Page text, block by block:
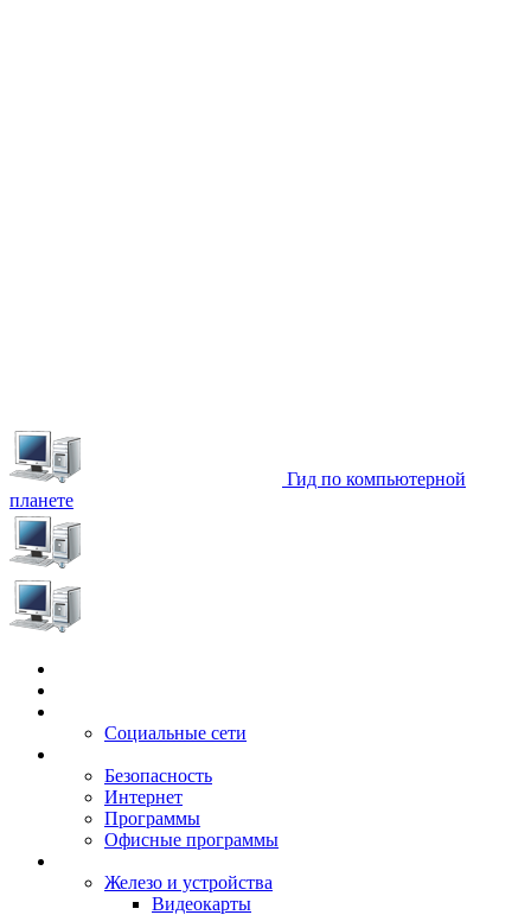
Гид по компьютерной
планете
Социальные сети
Безопасность
Интернет
Программы
Офисные программы
Железо и устройства
Видеокарты